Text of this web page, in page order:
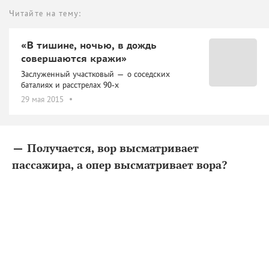
Читайте на тему:
«В тишине, ночью, в дождь
совершаются кражи»
Заслуженный участковый — о соседских
баталиях и расстрелах 90-х
29 мая 2015
— Получается, вор высматривает
пассажира, а опер высматривает вора?